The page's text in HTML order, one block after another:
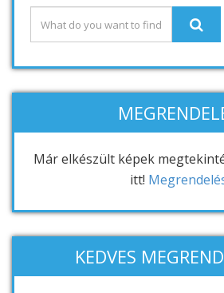
Már elkészült képek
itt!
KEDVES